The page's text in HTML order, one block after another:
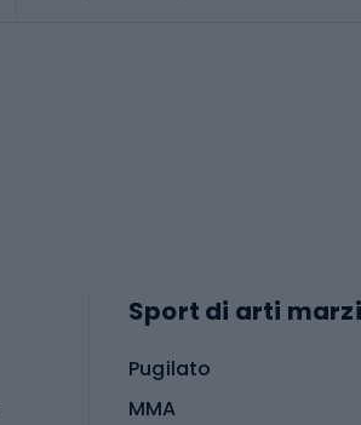
Sport di arti
Pugilato
MMA